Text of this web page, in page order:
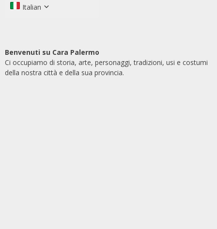
Italian
Benvenuti su Cara Palermo
Ci occupiamo di storia, arte, personaggi, tradizioni, usi e costumi
della nostra città e della sua provincia.